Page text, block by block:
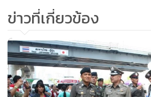
ข่าวที่เกี่ยวข้อง